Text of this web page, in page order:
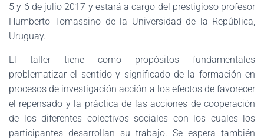
5 y 6 de julio 2017 y estará a cargo del prestigioso profesor
Humberto Tomassino de la Universidad de la República,
Uruguay.
El taller tiene como propósitos fundamentales
problematizar el sentido y significado de la formación en
procesos de investigación acción a los efectos de favorecer
el repensado y la práctica de las acciones de cooperación
de los diferentes colectivos sociales con los cuales los
participantes desarrollan su trabajo. Se espera también